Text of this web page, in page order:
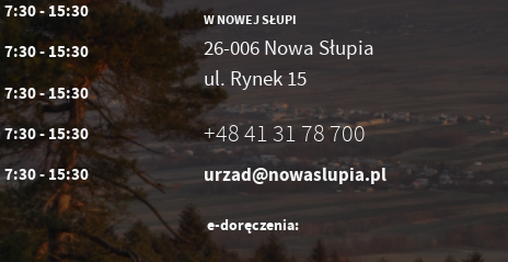
7:30 - 15:30
7:30 - 15:30
7:30 - 15:30
7:30 - 15:30
7:30 - 15:30
W NOWEJ SŁUPI
26-006 Nowa Słupia
ul. Rynek 15
+48 41 31 78 700
urzad@nowaslupia.pl
e-doręczenia: